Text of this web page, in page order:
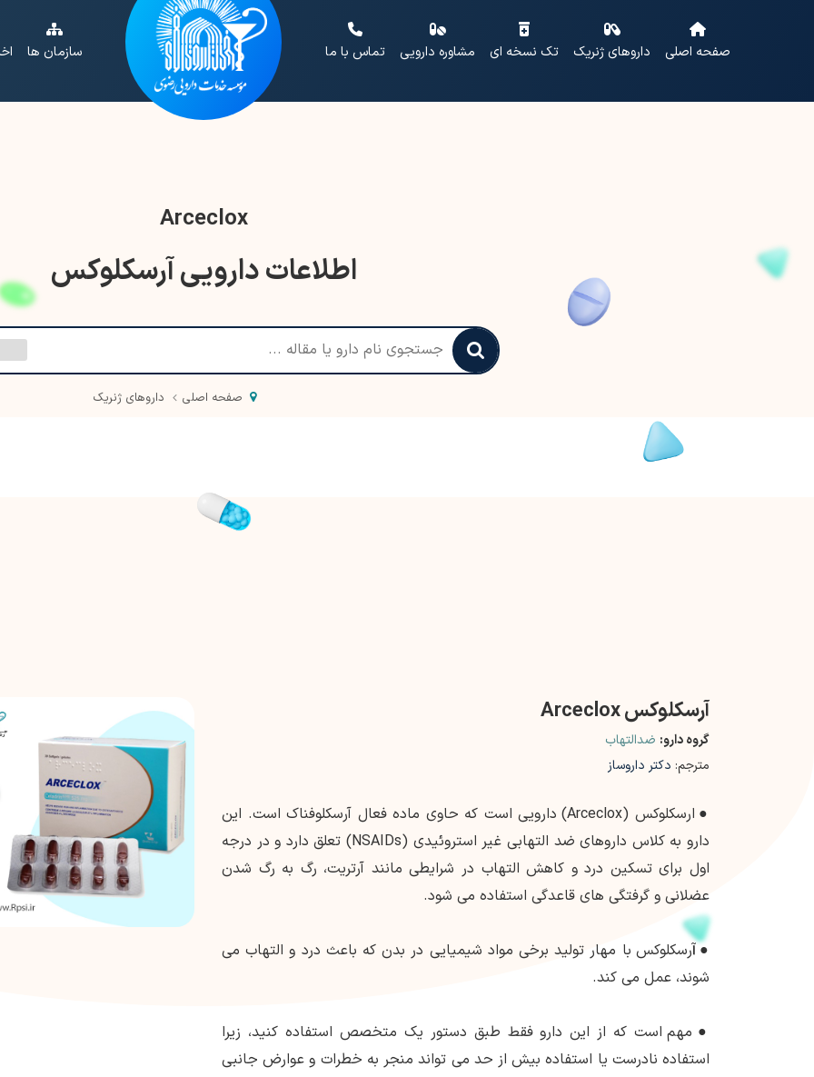
صفحه اصلی داروهای ژنریک تک نسخه ای مشاوره دارویی تماس با ما سازمان ها
Arceclox
اطلاعات دارویی آرسکلوکس
صفحه اصلی داروهای ژنریک
آرسکلوکس Arceclox
گروه دارو: ضدالتهاب
مترجم: دکتر داروساز
●
ارسکلوکس (Arceclox) دارویی است که حاوی ماده فعال آرسکلوفناک است. این
دارو به کلاس داروهای ضد التهابی غیر استروئیدی (NSAIDs) تعلق دارد و در درجه
اول برای تسکین درد و کاهش التهاب در شرایطی مانند آرتریت، رگ به رگ شدن
عضلانی و گرفتگی های قاعدگی استفاده می شود.
● آرسکلوکس با مهار تولید برخی مواد شیمیایی در بدن که باعث درد و التهاب می
شوند، عمل می کند.
● مهم است که از این دارو فقط طبق دستور یک متخصص استفاده کنید، زیرا
استفاده نادرست یا استفاده بیش از حد می تواند منجر به خطرات و عوارض جانبی